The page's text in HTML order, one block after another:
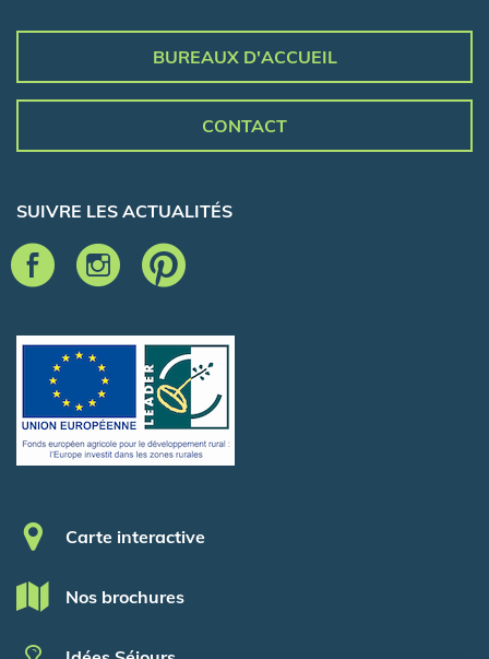
BUREAUX D'ACCUEIL
CONTACT
SUIVRE LES ACTUALITÉS
Pied de page
Carte interactive
Nos brochures